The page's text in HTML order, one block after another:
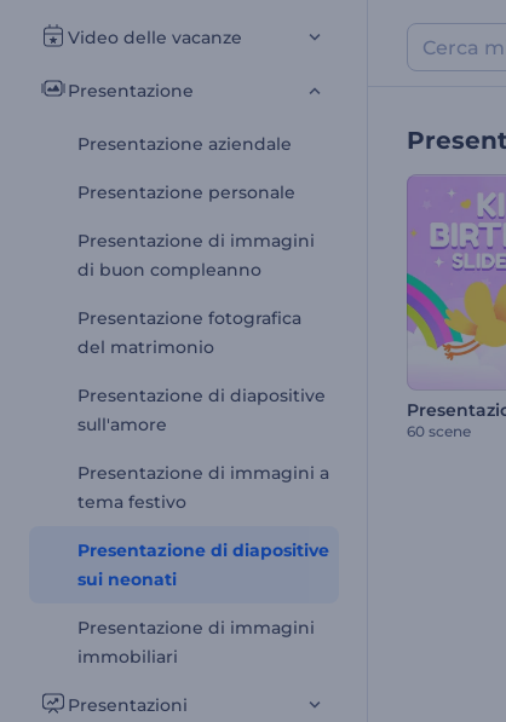
Video delle vacanze
Presentazione
Presentazione aziendale
Presentazione personale
Presentazione di immagini
di buon compleanno
Presentazione fotografica
del matrimonio
Presentazione di diapositive
sull'amore
Presentazione di immagini a
tema festivo
Presentazione di diapositive
sui neonati
Presentazione di immagini
immobiliari
Presentazioni
60 scene